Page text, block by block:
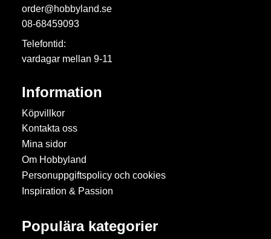
order@hobbyland.se
08-68459093
Telefontid:
vardagar mellan 9-11
Information
Köpvillkor
Kontakta oss
Mina sidor
Om Hobbyland
Personuppgiftspolicy och cookies
Inspiration & Passion
Populära kategorier